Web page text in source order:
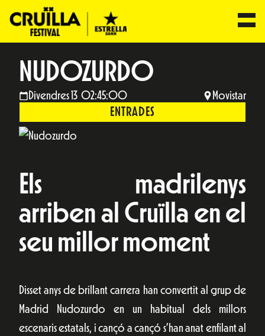
NUDOZURDO
Divendres 13 02:45:00 Movistar
ENTRADES
Els madrilenys
arriben al Cruïlla en el
seu millor moment
Disset anys de brillant carrera han convertit al grup de
Madrid Nudozurdo en un habitual dels millors
escenaris estatals, i cançó a cançó s’han anat enfilant al